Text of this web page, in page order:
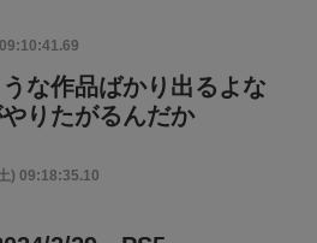
な作品ばかり出るよな
りたがるんだか
) 09:18:35.10